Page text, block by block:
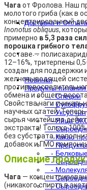
Доставка и Оплата
. . .
Новинки
Продукты
- Специи
-
- Уксус
- Яйца
-
- Какао
- Продукты
-
-
-
-
-
Чага от Фролова. Наш
молотого гриба (как в
концентрированный
Inonotus obliquus,
примерно в 5,3 раза
порошка грибного
составе —
12–16%, тритерпены
создан для поддержки
желчевыводящей
обмена и общего
Свойства чаги
научных статей.
сырья чистейшие
экстракта! Только
без субстрата,
добавок и ГМО
Описание
Чага —
(никакого спирта в